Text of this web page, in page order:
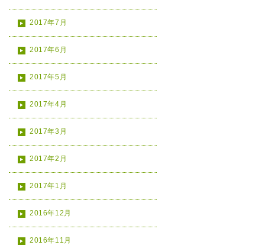
2017年7月
2017年6月
2017年5月
2017年4月
2017年3月
2017年2月
2017年1月
2016年12月
2016年11月